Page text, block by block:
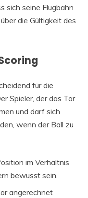
sich seine Flugbahn
die Gültigkeit des
für die
Spieler, der das Tor
und darf sich
wenn der Ball zu
im Verhältnis
bewusst sein.
angerechnet